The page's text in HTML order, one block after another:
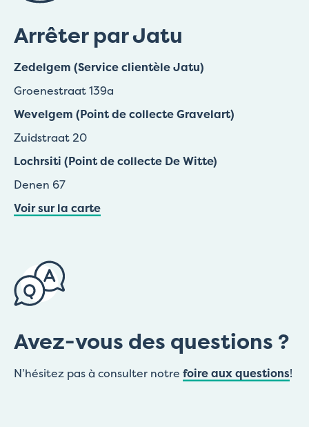
Arrêter par Jatu
Zedelgem (Service clientèle Jatu)
Groenestraat 139a
Wevelgem (Point de collecte Gravelart)
Zuidstraat 20
Lochrsiti (Point de collecte De Witte)
Denen 67
Voir sur la carte
Avez-vous des questions ?
N’hésitez pas à consulter notre foire aux questions!